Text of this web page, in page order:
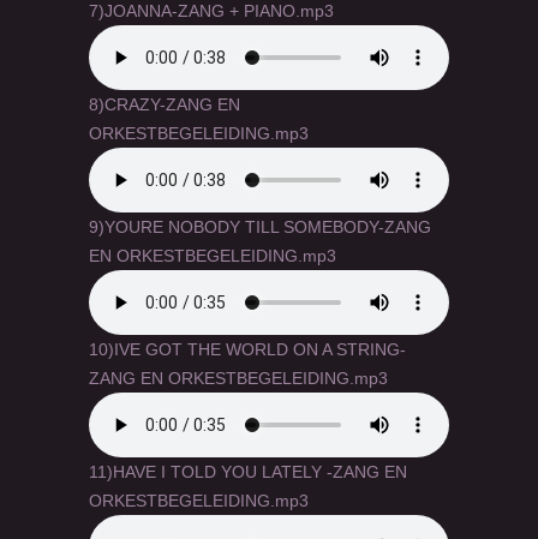
7)JOANNA-ZANG + PIANO.mp3
8)CRAZY-ZANG EN
ORKESTBEGELEIDING.mp3
9)YOURE NOBODY TILL SOMEBODY-ZANG
EN ORKESTBEGELEIDING.mp3
10)IVE GOT THE WORLD ON A STRING-
ZANG EN ORKESTBEGELEIDING.mp3
11)HAVE I TOLD YOU LATELY -ZANG EN
ORKESTBEGELEIDING.mp3